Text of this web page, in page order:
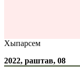
Хыпарсем
2022, раштав, 08